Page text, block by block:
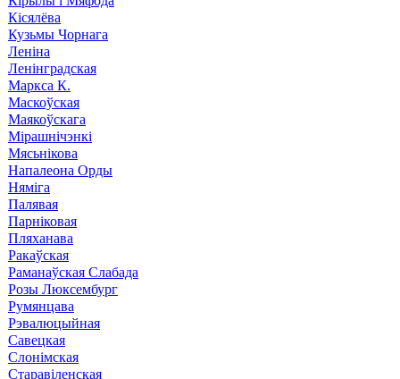
Кісялёва
Кузьмы Чорнага
Леніна
Ленінградская
Маркса К.
Маскоўская
Маякоўскага
Мірашнічэнкі
Мясьнікова
Напалеона Орды
Няміга
Палявая
Парніковая
Пляханава
Ракаўская
Раманаўская Слабада
Розы Люксембург
Румянцава
Рэвалюцыйная
Савецкая
Слонімская
Старавіленская